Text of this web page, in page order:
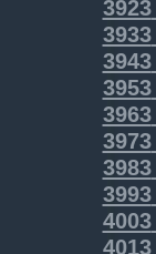
3923
3933
3943
3953
3963
3973
3983
3993
4003
4013